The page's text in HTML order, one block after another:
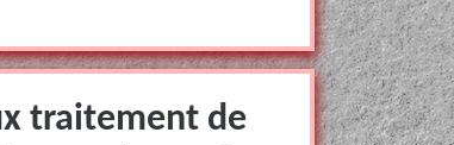
traitement de